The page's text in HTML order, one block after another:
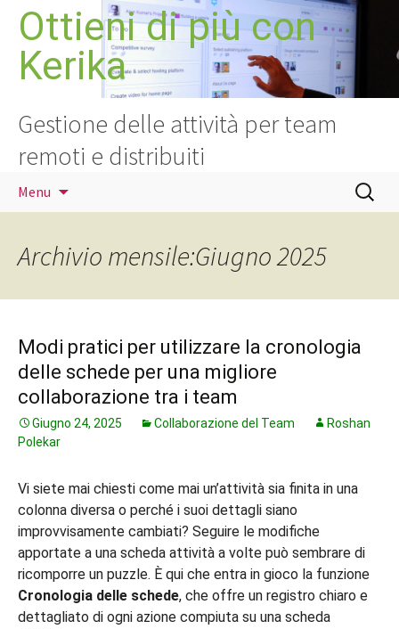
contenuto
Ottieni di più con
Kerika
Gestione delle attività per team
remoti e distribuiti
Menu
Ricerca
per:
Archivio mensile:Giugno 2025
Modi pratici per utilizzare la cronologia
delle schede per una migliore
collaborazione tra i team
Giugno 24, 2025 Collaborazione del Team
Roshan
Polekar
Vi siete mai chiesti come mai un’attività sia finita in una
colonna diversa o perché i suoi dettagli siano
improvvisamente cambiati? Seguire le modifiche
apportate a una scheda attività a volte può sembrare di
ricomporre un puzzle. È qui che entra in gioco la funzione
Cronologia delle schede, che offre un registro chiaro e
dettagliato di ogni azione compiuta su una scheda